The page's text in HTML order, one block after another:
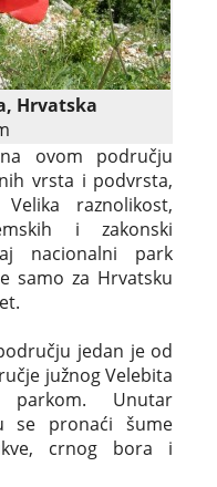
Hrvatska
ovom području
vrsta i podvrsta,
raznolikost,
i zakonski
nacionalni park
samo za Hrvatsku
jedan je od
južnog Velebita
parkom. Unutar
se pronaći šume
crnog bora i